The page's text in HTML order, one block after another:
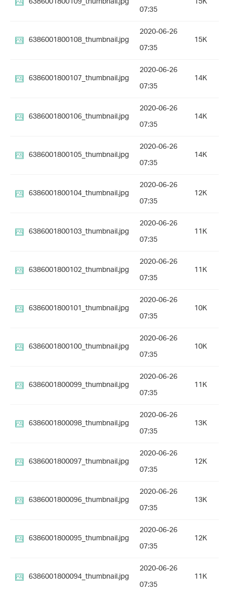
07:35
6386001800108_thumbnail.jpg
2020-06-26
07:35
15K
6386001800107_thumbnail.jpg
2020-06-26
07:35
14K
6386001800106_thumbnail.jpg
2020-06-26
07:35
14K
6386001800105_thumbnail.jpg
2020-06-26
07:35
14K
6386001800104_thumbnail.jpg
2020-06-26
07:35
12K
6386001800103_thumbnail.jpg
2020-06-26
07:35
11K
6386001800102_thumbnail.jpg
2020-06-26
07:35
11K
6386001800101_thumbnail.jpg
2020-06-26
07:35
10K
6386001800100_thumbnail.jpg
2020-06-26
07:35
10K
6386001800099_thumbnail.jpg
2020-06-26
07:35
11K
6386001800098_thumbnail.jpg
2020-06-26
07:35
13K
6386001800097_thumbnail.jpg
2020-06-26
07:35
12K
6386001800096_thumbnail.jpg
2020-06-26
07:35
13K
6386001800095_thumbnail.jpg
2020-06-26
07:35
12K
6386001800094_thumbnail.jpg
2020-06-26
07:35
11K